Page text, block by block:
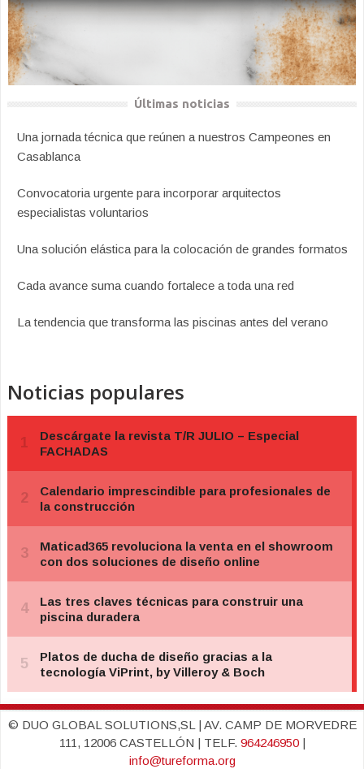
Últimas noticias
Una jornada técnica que reúnen a nuestros Campeones en
Casablanca
Convocatoria urgente para incorporar arquitectos
especialistas voluntarios
Una solución elástica para la colocación de grandes formatos
Cada avance suma cuando fortalece a toda una red
La tendencia que transforma las piscinas antes del verano
Noticias populares
© DUO GLOBAL SOLUTIONS,SL | AV. CAMP DE MORVEDRE
111, 12006 CASTELLÓN | TELF. 964246950|
info@tureforma.org